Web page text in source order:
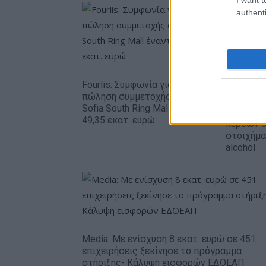
Fourlis: Συμφωνία για την
πώληση συμμετοχής στο
Sofia South Ring Mall έναντι
49,35 εκατ. ευρώ
Β.Σ.
κερδών
alcohol
Media: Με ενίσχυση 8 εκατ. ευρώ σε 451
επιχειρήσεις ξεκίνησε το πρόγραμμα
στήριξης- Κάλυψη εισφορών ΕΔΟΕΑΠ